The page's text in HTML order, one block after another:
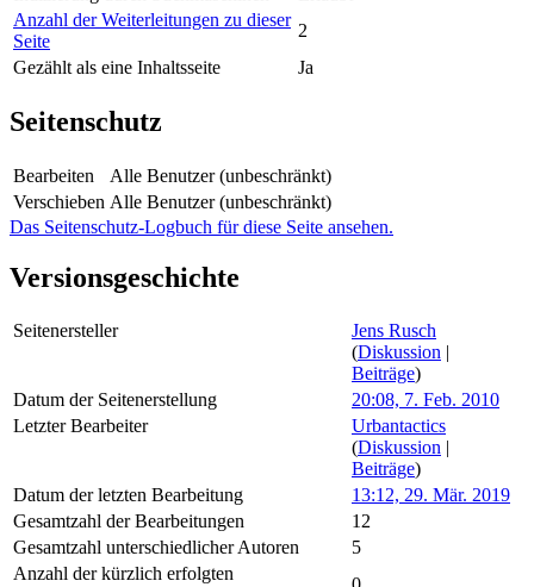
Anzahl der Weiterleitungen zu dieser
Seite
2
Gezählt als eine Inhaltsseite
Ja
Seitenschutz
Bearbeiten
Alle Benutzer (unbeschränkt)
Verschieben Alle Benutzer (unbeschränkt)
Das Seitenschutz-Logbuch für diese Seite ansehen.
Versionsgeschichte
Seitenersteller
Jens Rusch
(Diskussion
Beiträge)
Datum der Seitenerstellung
20:08, 7. Feb. 2010
Letzter Bearbeiter
Urbantactics
(Diskussion
Beiträge)
Datum der letzten Bearbeitung
13:12, 29. Mär. 2019
Gesamtzahl der Bearbeitungen
12
Gesamtzahl unterschiedlicher Autoren
5
Anzahl der kürzlich erfolgten